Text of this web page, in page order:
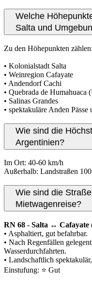
Welche
Salta und
Zu den Höhepunkten zählen:
• Kolonialstadt Salta
• Weinregion Cafayate
• Andendorf Cachi
• Quebrada de Humahuaca
• Salinas Grandes
• spektakuläre Anden
Wie sind die
Argentinien?
Im Ort: 40-60 km/h
Außerhalb: Landstraßen
Wie sind die
Mietwagenreise?
RN 68 - Salta ↔ Cafayate
• Asphaltiert, gut befahrbar.
• Nach Regenfällen
Wasserdurchfahrten.
• Landschaftlich
Einstufung: ⭐ Gut